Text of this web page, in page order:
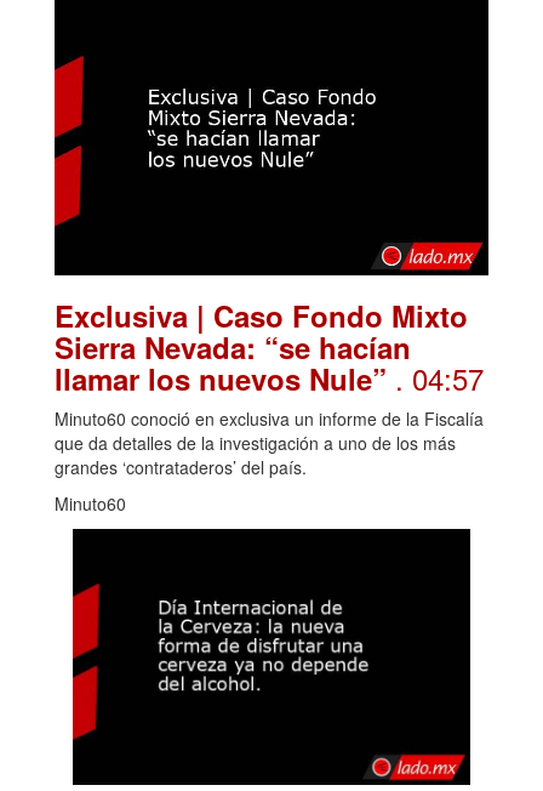
Exclusiva | Caso Fondo Mixto
Sierra Nevada: “se hacían
llamar los nuevos Nule” . 04:57
Minuto60 conoció en exclusiva un informe de la Fiscalía
que da detalles de la investigación a uno de los más
grandes ‘contrataderos’ del país.
Minuto60